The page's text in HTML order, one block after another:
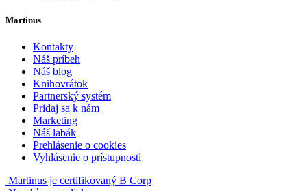
Martinus
Kontakty
Náš príbeh
Náš blog
Knihovrátok
Partnerský systém
Pridaj sa k nám
Marketing
Náš labák
Prehlásenie o cookies
Vyhlásenie o prístupnosti
Martinus je certifikovaný B Corp